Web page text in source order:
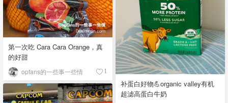
补蛋白好物💪organic valley有机
超滤高蛋白牛奶
第一次吃 Cara Cara Orange，真
的好甜
opfans的一些事一些情 1